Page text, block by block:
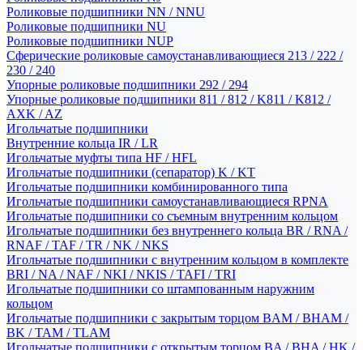
Роликовые подшипники NN / NNU
Роликовые подшипники NU
Роликовые подшипники NUP
Сферические роликовые самоустанавливающиеся 213 / 222 /
230 / 240
Упорные роликовые подшипники 292 / 294
Упорные роликовые подшипники 811 / 812 / K811 / K812 /
AXK / AZ
Игольчатые подшипники
Внутренние кольца IR / LR
Игольчатые муфты типа HF / HFL
Игольчатые подшипники (сепаратор) K / KT
Игольчатые подшипники комбинированного типа
Игольчатые подшипники самоустанавливающиеся RPNA
Игольчатые подшипники со съемным внутренним кольцом
Игольчатые подшипники без внутреннего кольца BR / RNA /
RNAF / TAF / TR / NK / NKS
Игольчатые подшипники с внутренним кольцом в комплекте
BRI / NA / NAF / NKI / NKIS / TAFI / TRI
Игольчатые подшипники со штампованным наружним
кольцом
Игольчатые подшипники с закрытым торцом BAM / BHAM /
BK / TAM / TLAM
Игольчатые подшипники с открытым торцом BA / BHA / HK /